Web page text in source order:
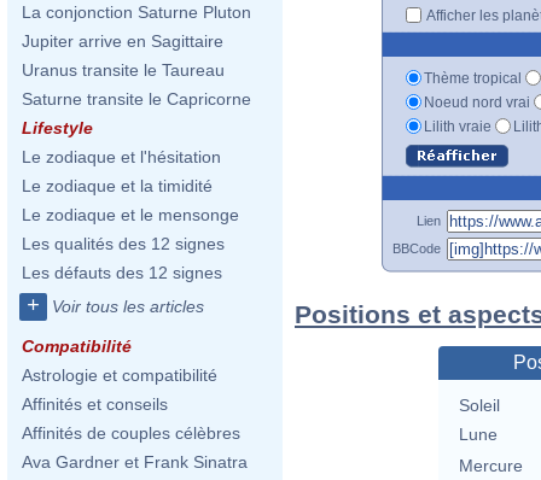
La conjonction Saturne Pluton
Jupiter arrive en Sagittaire
Uranus transite le Taureau
Saturne transite le Capricorne
Lifestyle
Le zodiaque et l'hésitation
Le zodiaque et la timidité
Le zodiaque et le mensonge
Les qualités des 12 signes
Les défauts des 12 signes
+ Voir tous les articles
Compatibilité
Astrologie et compatibilité
Affinités et conseils
Affinités de couples célèbres
Ava Gardner et Frank Sinatra
Afficher les
Thème tropical
Noeud nord vrai
Lilith vraie
Lien
BBCode
Positions et
Soleil
Lune
Mercure